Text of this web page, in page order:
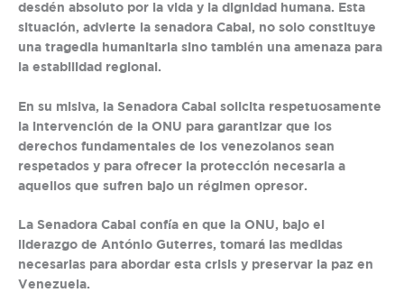
desdén absoluto por la vida y la dignidad humana. Esta
situación, advierte la senadora Cabal, no solo constituye
una tragedia humanitaria sino también una amenaza para
la estabilidad regional.
En su misiva, la Senadora Cabal solicita respetuosamente
la intervención de la ONU para garantizar que los
derechos fundamentales de los venezolanos sean
respetados y para ofrecer la protección necesaria a
aquellos que sufren bajo un régimen opresor.
La Senadora Cabal confía en que la ONU, bajo el
liderazgo de António Guterres, tomará las medidas
necesarias para abordar esta crisis y preservar la paz en
Venezuela.